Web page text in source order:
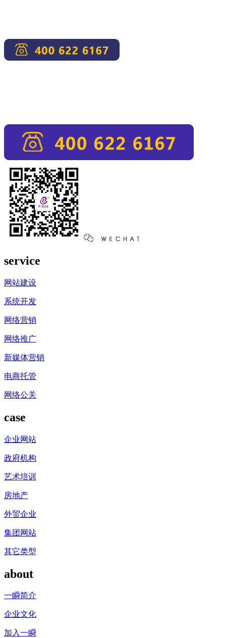
service
网站建设
系统开发
网络营销
网络推广
新媒体营销
电商托管
网络公关
case
企业网站
政府机构
艺术培训
房地产
外贸企业
集团网站
其它类型
about
一瞬简介
企业文化
加入一瞬